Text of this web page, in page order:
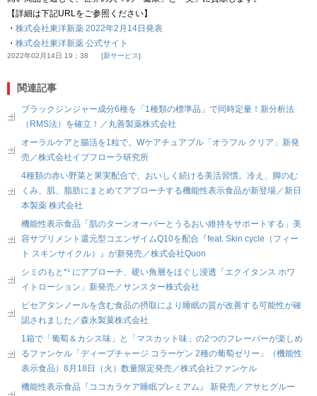
【詳細は下記URLをご参照ください】
・ 株式会社東洋新薬 2022年2月14日発表
・ 株式会社東洋新薬 公式サイト
2022年02月14日 19：38 新サービス
関連記事
ブラックジンジャー成分6種を「1種類の標準品」で同時定量！新分析法
（RMS法）を確立！／丸善製薬株式会社
オーラルケアと腸活を1粒で。Wケアチュアブル「オラフル クリア」新発
売／株式会社イブフローラ研究所
4種類の赤い野菜と果実配合で、おいしく続ける美活習慣。冷え、脚のむ
くみ、肌、脂肪にまとめてアプローチする機能性表示食品が新登場／新日
本製薬 株式会社
機能性表示食品「肌のターンオーバーとうるおい維持をサポートする」美
容サプリメント還元型コエンザイムQ10を配合『feat. Skin cycle（フィー
ト スキンサイクル）』が新発売／株式会社Quon
シミのもと*¹ にアプローチ、硬い角層をほぐし浸透「エクイタンス ホワ
イトローション」新発売／サンスター株式会社
ピセアタンノールを含む食品の摂取により睡眠の質が改善する可能性が確
認されました／森永製菓株式会社
1箱で「葡萄＆カシス味」と「マスカット味」の2つのフレーバーが楽しめ
るファンケル「ディープチャージ コラーゲン 2種の葡萄ゼリー」（機能性
表示食品）8月18日（火）数量限定発売／株式会社ファンケル
機能性表示食品『ココカラケア睡眠プレミアム』 新発売／アサヒグルー